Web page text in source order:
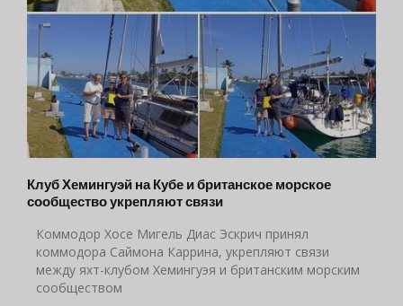
Клуб Хемингуэй на Кубе и британское морское
сообщество укрепляют связи
Коммодор Хосе Мигель Диас Эскрич принял
коммодора Саймона Каррина, укрепляют связи
между яхт-клубом Хемингуэя и британским морским
сообществом